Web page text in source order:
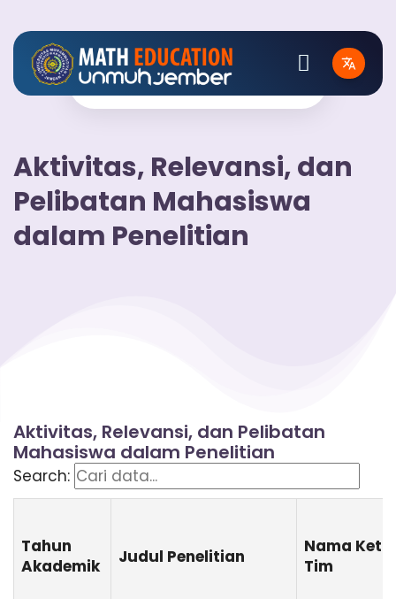
Aktivitas, Relevansi, dan
Pelibatan Mahasiswa
dalam Penelitian
Aktivitas, Relevansi, dan Pelibatan
Mahasiswa dalam Penelitian
Search:
Tahun
Akademik
Judul Penelitian
Nama
Tim